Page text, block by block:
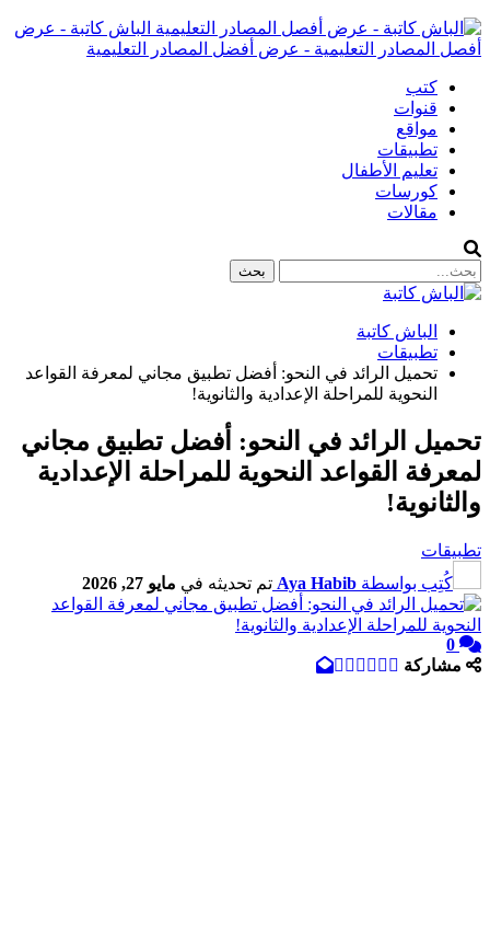
الباش كاتبة - عرض
أفصل المصادر التعليمية - عرض أفضل المصادر التعليمية
كتب
قنوات
مواقع
تطبيقات
تعليم الأطفال
كورسات
مقالات
الباش كاتبة
تطبيقات
تحميل الرائد في النحو: أفضل تطبيق مجاني لمعرفة القواعد
النحوية للمراحلة الإعدادية والثانوية!
تحميل الرائد في النحو: أفضل تطبيق مجاني
لمعرفة القواعد النحوية للمراحلة الإعدادية
والثانوية!
تطبيقات
كُتِب بواسطة Aya Habib تم تحديثه في مايو 27, 2026
0
مشاركة